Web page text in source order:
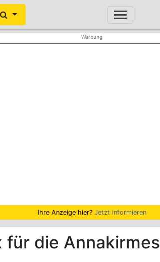
Ihre Anzeige hier? Jetzt informieren
für die Annakirmes